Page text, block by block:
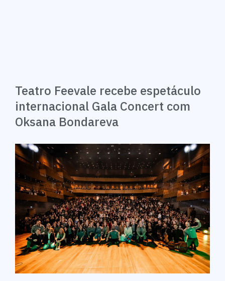
Teatro Feevale recebe espetáculo
internacional Gala Concert com
Oksana Bondareva